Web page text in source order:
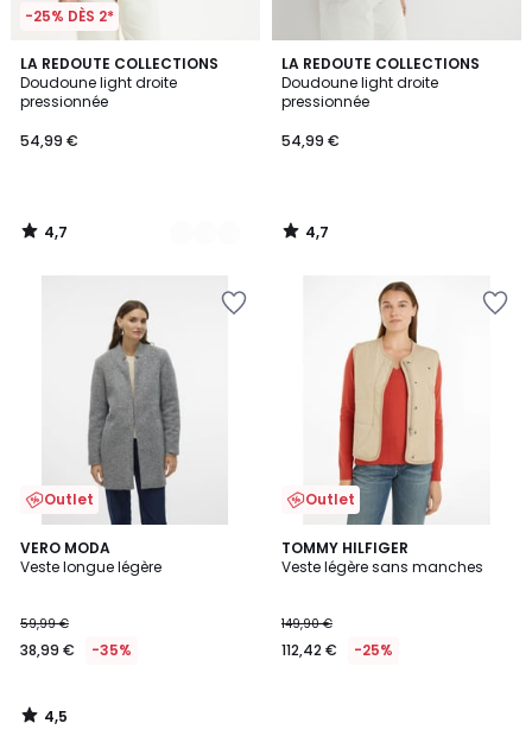
-25% DÈS 2*
LA REDOUTE COLLECTIONS
Doudoune light droite
pressionnée
54,99 €
4,7
/ 5
2
Couleurs
4,7
/
LA REDOUTE COLLECTIONS
Doudoune light droite
pressionnée
54,99 €
4,7
/ 5
4,7
/
Outlet
VERO MODA
Veste longue légère
59,99 €
38,99 € -35%
4,5
/ 5
4,5
/
Outlet
TOMMY HILFIGER
Veste légère sans manches
149,90 €
112,42 € -25%